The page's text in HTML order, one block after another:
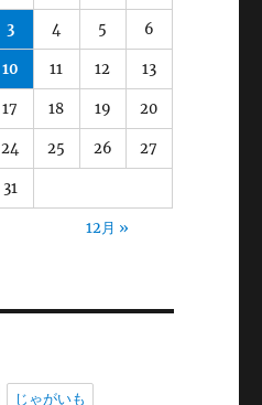
3 4 5 6
10 11 12 13
17 18 19 20
24 25 26 27
31
12月 »
じゃがいも